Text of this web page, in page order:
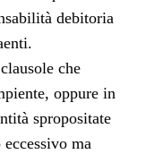
debitoria
che
oppure in
spropositate
ma